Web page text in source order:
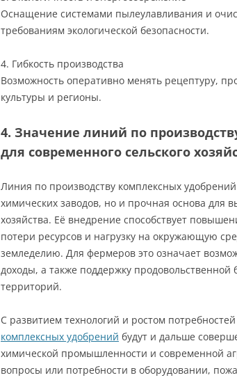
Оснащение системами пылеулавливания и
требованиям экологической безопасности.
4. Гибкость производства
Возможность оперативно менять рецептуру,
культуры и регионы.
4. Значение линий по
для современного сельского
Линия по производству комплексных
химических заводов, но и прочная основа для
хозяйства. Её внедрение способствует
потери ресурсов и нагрузку на окружающую
земледелию. Для фермеров это означает
доходы, а также поддержку продовольственной
территорий.
С развитием технологий и ростом потребностей
комплексных удобрений будут и дальше
химической промышленности и современной
вопросы или потребности в оборудовании,